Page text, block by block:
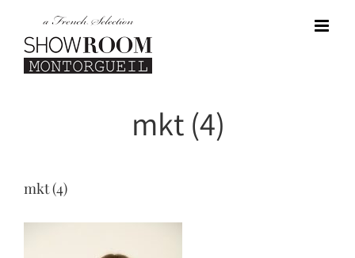
contenu
mkt (4)
mkt (4)